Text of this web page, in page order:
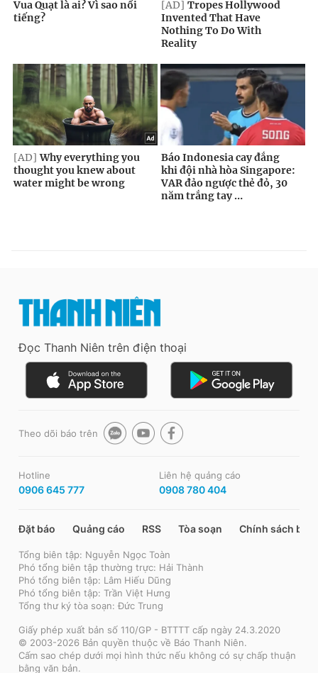
Đọc Thanh Niên trên điện thoại
Theo dõi báo trên
Hotline
0906 645 777
Liên hệ quảng cáo
0908 780 404
Đặt báo Quảng cáo RSS Tòa soạn Chính sách bảo
Tổng biên tập: Nguyễn Ngọc Toàn
Phó tổng biên tập thường trực: Hải Thành
Phó tổng biên tập: Lâm Hiếu Dũng
Phó tổng biên tập: Trần Việt Hưng
Tổng thư ký tòa soạn: Đức Trung
Giấy phép xuất bản số 110/GP - BTTTT cấp ngày 24.3.2020
© 2003-2026 Bản quyền thuộc về Báo Thanh Niên.
Cấm sao chép dưới mọi hình thức nếu không có sự chấp thuận
bằng văn bản.